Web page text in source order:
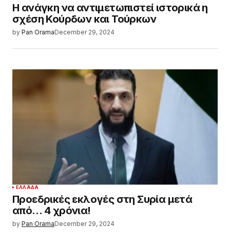
Η ανάγκη να αντιμετωπιστεί ιστορικά η
σχέση Κούρδων και Τούρκων
by Pan OramaDecember 29, 2024
ΕΛΛΆΔΑ
Προεδρικές εκλογές στη Συρία μετά
από… 4 χρόνια!
by Pan OramaDecember 29, 2024